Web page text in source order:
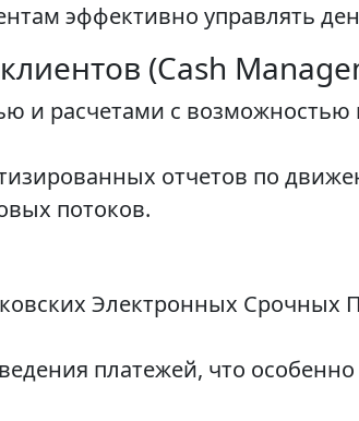
эффективно управлять
(Cash
и расчетами с возможностью
отчетов по
потоков.
Электронных Срочных
платежей, что